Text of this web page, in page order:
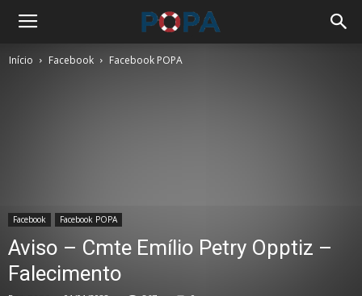
Início Facebook Facebook POPA
Facebook Facebook POPA
Aviso – Cmte Emílio Petry Opptiz –
Falecimento